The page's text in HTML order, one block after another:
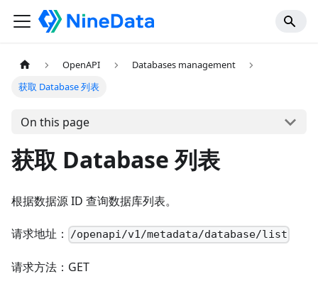
OpenAPI
Databases management
获取 Database 列表
On this page
获取 Database 列表
根据数据源 ID 查询数据库列表。
请求地址： /openapi/v1/metadata/database/list
请求方法：GET